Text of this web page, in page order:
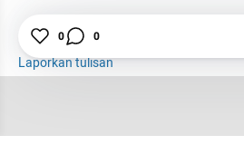
Laporkan tulisan
0 0